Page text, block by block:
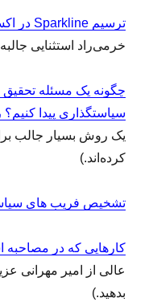
ترسیم Sparkline در اکسل
خرمی‌راد استثنایی
چگونه یک مسئله
سیاستگذاری پیدا
یک روش بسیار جالب
کرده‌اند.)
تشخیص فریب های
کارهایی که در مصاحبه
عالی از امیر مهرانی
بدهید.)